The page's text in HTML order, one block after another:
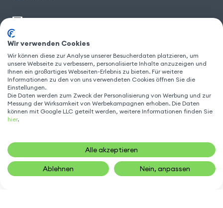
24,90€ IN DEN WARENKORB
kontakt@gsm55.de
30, bis rue Girard
FOLGEN SIE UNS
Wir verwenden Cookies
Wir können diese zur Analyse unserer Besucherdaten platzieren, um
unsere Webseite zu verbessern, personalisierte Inhalte anzuzeigen und
Ihnen ein großartiges Webseiten-Erlebnis zu bieten. Für weitere
Informationen zu den von uns verwendeten Cookies öffnen Sie die
Einstellungen.
Die Daten werden zum Zweck der Personalisierung von Werbung und zur
Messung der Wirksamkeit von Werbekampagnen erhoben. Die Daten
können mit Google LLC geteilt werden, weitere Informationen finden Sie
hier.
Alle akzeptieren
Ablehnen Nein, anpassen